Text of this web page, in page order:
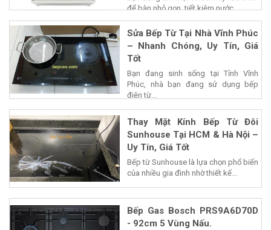
để bàn nhỏ gọn, tiết kiệm nước...
Sửa Bếp Từ Tại Nhà Vĩnh Phúc
– Nhanh Chóng, Uy Tín, Giá
Tốt
Bạn đang sinh sống tại Tỉnh Vĩnh
Phúc, nhà bạn đang sử dụng bếp
điện từ...
Thay Mặt Kính Bếp Từ Đôi
Sunhouse Tại HCM & Hà Nội –
Uy Tín, Giá Tốt
Bếp từ Sunhouse là lựa chọn phổ biến
của nhiều gia đình nhờ thiết kế...
Bếp Gas Bosch PRS9A6D70D
- 92cm 5 Vùng Nấu.